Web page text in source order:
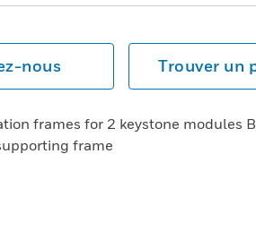
nous Trouver un
frames for 2 keystone modules
frame